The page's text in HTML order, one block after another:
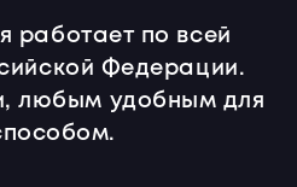
работает по всей
Федерации.
любым удобным для